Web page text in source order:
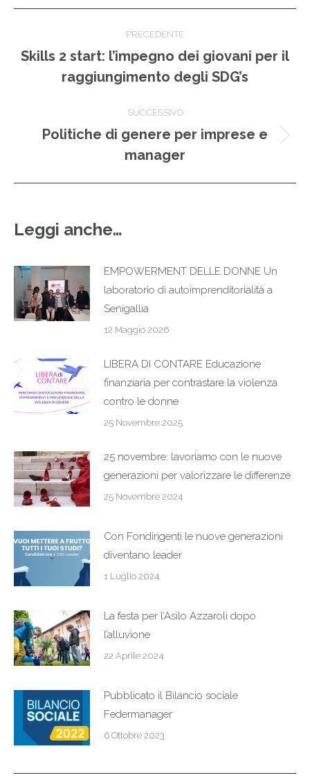
tra
PRECEDENTE
Post
precedente:
Skills 2 start: l’impegno dei giovani per il
raggiungimento degli SDG’s
SUCCESSIVO
Prossimo
post:
Politiche di genere per imprese e
manager
Leggi anche…
EMPOWERMENT DELLE DONNE Un
laboratorio di autoimprenditorialità a
Senigallia
12 Maggio 2026
LIBERA DI CONTARE Educazione
finanziaria per contrastare la violenza
contro le donne
25 Novembre 2025
25 novembre: lavoriamo con le nuove
generazioni per valorizzare le differenze
25 Novembre 2024
Con Fondirigenti le nuove generazioni
diventano leader
1 Luglio 2024
La festa per l’Asilo Azzaroli dopo
l’alluvione
22 Aprile 2024
Pubblicato il Bilancio sociale
Federmanager
6 Ottobre 2023